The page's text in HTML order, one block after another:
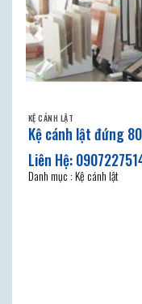
KỆ CÁNH LẬT
Kệ cánh lật đứng
Danh mục : Kệ cánh lật